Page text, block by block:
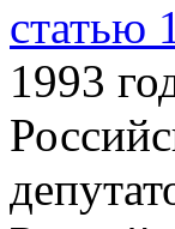
статью
1993